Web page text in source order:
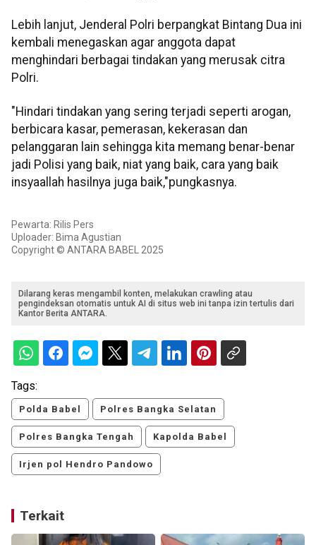
Lebih lanjut, Jenderal Polri berpangkat Bintang Dua ini
kembali menegaskan agar anggota dapat
menghindari berbagai tindakan yang merusak citra
Polri.
"Hindari tindakan yang sering terjadi seperti arogan,
berbicara kasar, pemerasan, kekerasan dan
pelanggaran lain sehingga kita memang benar-benar
jadi Polisi yang baik, niat yang baik, cara yang baik
insyaallah hasilnya juga baik,"pungkasnya.
Pewarta: Rilis Pers
Uploader: Bima Agustian
Copyright © ANTARA BABEL 2025
Dilarang keras mengambil konten, melakukan crawling atau
pengindeksan otomatis untuk AI di situs web ini tanpa izin tertulis dari
Kantor Berita ANTARA.
Tags:
Polda Babel Polres Bangka Selatan
Polres Bangka Tengah Kapolda Babel
Irjen pol Hendro Pandowo
Terkait